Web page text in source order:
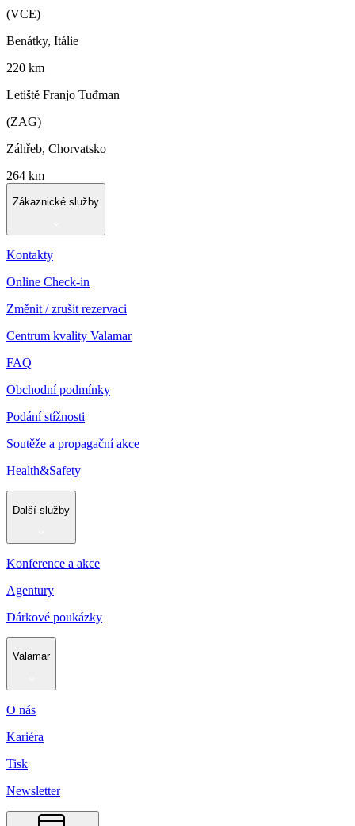
(VCE)
Benátky, Itálie
220 km
Letiště Franjo Tuđman
(ZAG)
Záhřeb, Chorvatsko
264 km
Zákaznické služby
Kontakty
Online Check-in
Změnit / zrušit rezervaci
Centrum kvality Valamar
FAQ
Obchodní podmínky
Podání stížnosti
Soutěže a propagační akce
Health&Safety
Další služby
Konference a akce
Agentury
Dárkové poukázky
Valamar
O nás
Kariéra
Tisk
Newsletter